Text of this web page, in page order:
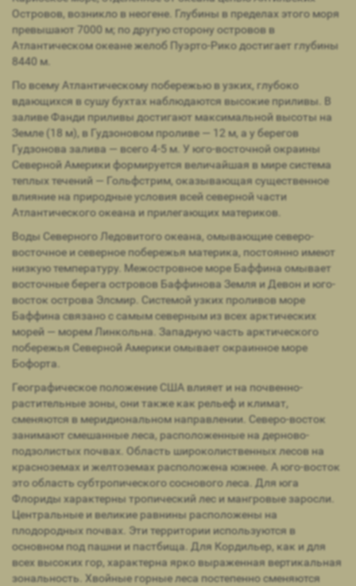
Островов, возникло в неогене. Глубины в пределах этого моря
превышают 7000 м; по другую сторону островов в
Атлантическом океане желоб Пуэрто-Рико достигает глубины
8440 м.
По всему Атлантическому побережью в узких, глубоко
вдающихся в сушу бухтах наблюдаются высокие приливы. В
заливе Фанди приливы достигают максимальной высоты на
Земле (18 м), в Гудзоновом проливе — 12 м, а у берегов
Гудзонова залива — всего 4-5 м. У юго-восточной окраины
Северной Америки формируется величайшая в мире система
теплых течений — Гольфстрим, оказывающая существенное
влияние на природные условия всей северной части
Атлантического океана и прилегающих материков.
Воды Северного Ледовитого океана, омывающие северо-
восточное и северное побережья материка, постоянно имеют
низкую температуру. Межостровное море Баффина омывает
восточные берега островов Баффинова Земля и Девон и юго-
восток острова Элсмир. Системой узких проливов море
Баффина связано с самым северным из всех арктических
морей — морем Линкольна. Западную часть арктического
побережья Северной Америки омывает окраинное море
Бофорта.
Географическое положение США влияет и на почвенно-
растительные зоны, они также как рельеф и климат,
сменяются в меридиональном направлении. Северо-восток
занимают смешанные леса, расположенные на дерново-
подзолистых почвах. Область широколиственных лесов на
красноземах и желтоземах расположена южнее. А юго-восток
это область субтропического соснового леса. Для юга
Флориды характерны тропический лес и мангровые заросли.
Центральные и великие равнины расположены на
плодородных почвах. Эти территории используются в
основном под пашни и пастбища. Для Кордильер, как и для
всех высоких гор, характерна ярко выраженная вертикальная
зональность. Хвойные горные леса постепенно сменяются